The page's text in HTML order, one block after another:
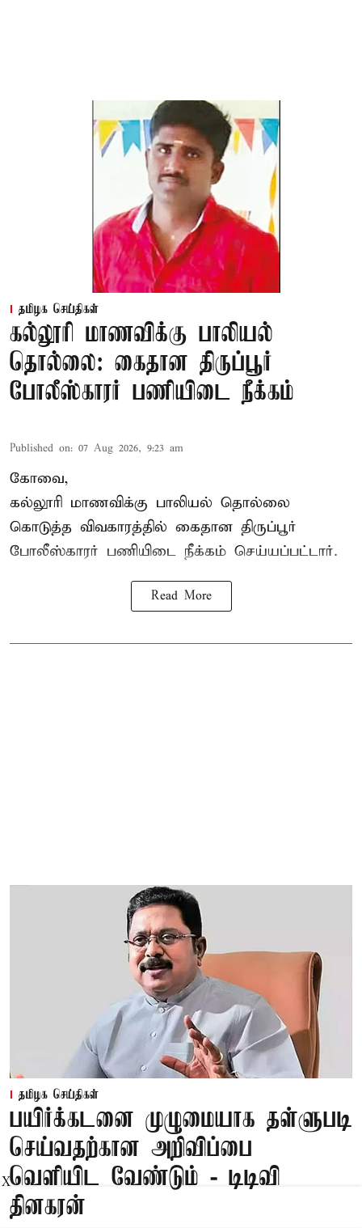
தமிழக செய்திகள்
கல்லூரி மாணவிக்கு பாலியல்
தொல்லை: கைதான திருப்பூர்
போலீஸ்காரர் பணியிடை நீக்கம்
Published on: 07 Aug 2026, 9:23 am
கோவை,
கல்லூரி மாணவிக்கு பாலியல் தொல்லை
கொடுத்த விவகாரத்தில் கைதான திருப்பூர்
போலீஸ்காரர் பணியிடை நீக்கம் செய்யப்பட்டார்.
Read More
தமிழக செய்திகள்
பயிர்க்கடனை முழுமையாக தள்ளுபடி
செய்வதற்கான அறிவிப்பை
வெளியிட வேண்டும் - டிடிவி
தினகரன்
X